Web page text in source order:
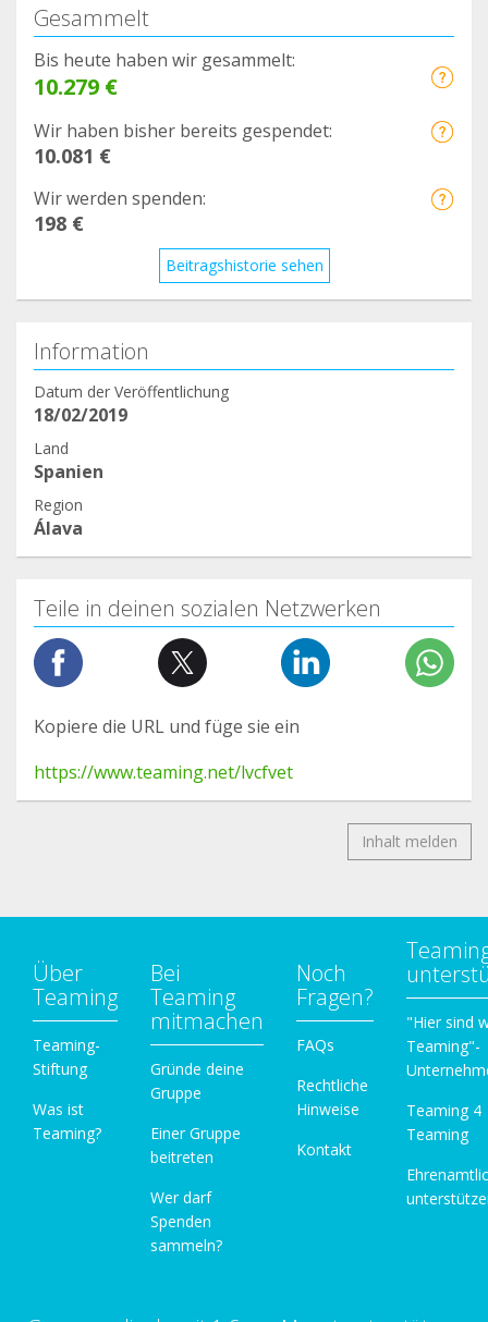
Gesammelt
Bis heute haben wir gesammelt:
10.279 €
Wir haben bisher bereits gespendet:
10.081 €
Wir werden spenden:
198 €
Beitragshistorie sehen
Information
Datum der Veröffentlichung
18/02/2019
Land
Spanien
Region
Álava
Teile in deinen sozialen Netzwerken
Kopiere die URL und füge sie ein
https://www.teaming.net/lvcfvet
Inhalt melden
Über
Teaming
Teaming-
Stiftung
Was ist
Teaming?
Bei
Teaming
mitmachen
Gründe deine
Gruppe
Einer Gruppe
beitreten
Wer darf
Spenden
sammeln?
Noch
Fragen?
FAQs
Rechtliche
Hinweise
Kontakt
"Hier sind
Teaming"-
Teaming 4
Teaming